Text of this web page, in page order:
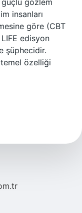
gözlem
insanları
göre (CBT
edisyon
şüphecidir.
temel özelliği